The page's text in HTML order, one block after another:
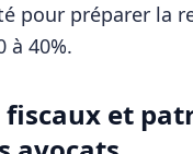
pour préparer la
à 40%.
fiscaux et